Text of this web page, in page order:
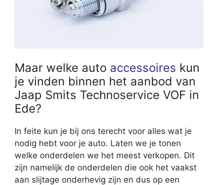
Maar welke auto accessoires kun
je vinden binnen het aanbod van
Jaap Smits Technoservice VOF in
Ede?
In feite kun je bij ons terecht voor alles wat je
nodig hebt voor je auto. Laten we je tonen
welke onderdelen we het meest verkopen. Dit
zijn namelijk de onderdelen die ook het vaakst
aan slijtage onderhevig zijn en dus op een